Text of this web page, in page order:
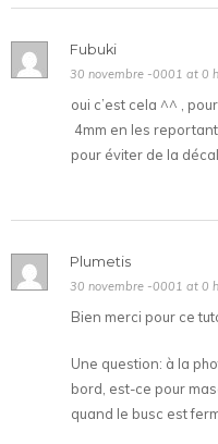
Fubuki
30 novembre -0001 at 0
oui c’est cela ^^ ,
4mm en les
pour éviter de la
Plumetis
30 novembre -0001 at 0
Bien merci pour ce
Une question: à la
bord, est-ce pour
quand le busc est